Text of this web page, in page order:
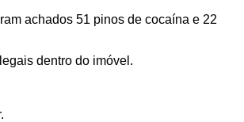
achados 51 pinos de cocaína e 22
dentro do imóvel.